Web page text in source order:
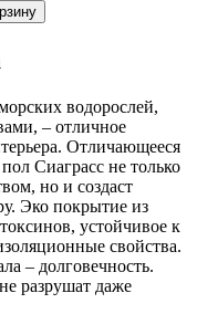
водорослей,
– отличное
Отличающееся
Сиаграсс не только
но и создаст
Эко покрытие из
устойчивое к
свойства.
– долговечность.
разрушат даже